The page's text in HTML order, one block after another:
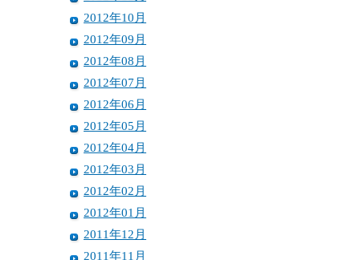
2012年10月
2012年09月
2012年08月
2012年07月
2012年06月
2012年05月
2012年04月
2012年03月
2012年02月
2012年01月
2011年12月
2011年11月